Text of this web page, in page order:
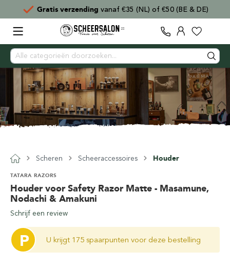
Gratis verzending vanaf €35 (NL) of €50 (BE & DE)
Scheren Scheeraccessoires Houder
Houder voor Safety Razor Matte - Masamune,
Nodachi & Amakuni
TATARA RAZORS
Schrijf een review
P U krijgt 175 spaarpunten voor deze bestelling